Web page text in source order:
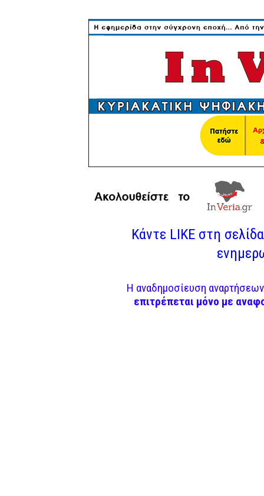
Κάντε LIKE στη
Η αναδημοσίευση
επιτρέπεται μόνο με